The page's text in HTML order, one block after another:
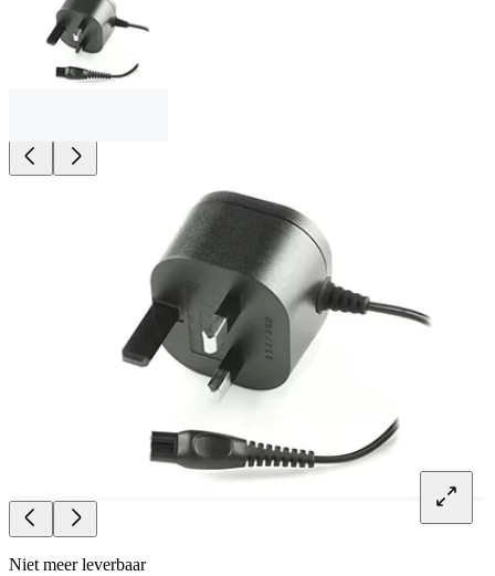
Niet meer leverbaar